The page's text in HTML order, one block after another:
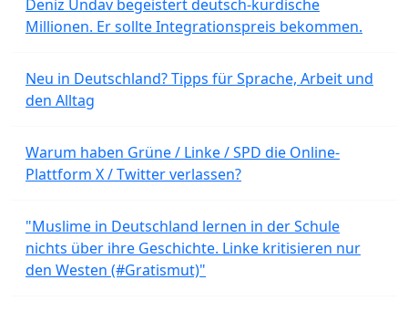
Deniz Undav begeistert deutsch-kurdische
Millionen. Er sollte Integrationspreis bekommen.
Neu in Deutschland? Tipps für Sprache, Arbeit und
den Alltag
Warum haben Grüne / Linke / SPD die Online-
Plattform X / Twitter verlassen?
"Muslime in Deutschland lernen in der Schule
nichts über ihre Geschichte. Linke kritisieren nur
den Westen (#Gratismut)"